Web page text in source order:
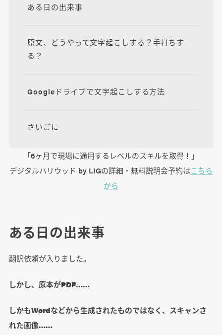
ある日の出来事
原文、どうやって文字起こしする？手打ちす
る？
Googleドライブで文字起こしする方法
さいごに
「6ヶ月で現場に通用するレベルのスキルを取得！」
デジタルハリウッド by LIGの詳細・無料説明会予約はこちら
から
ある日の出来事
翻訳依頼が入りました。
しかし、原本がPDF……
しかもWordなどから生成されたものではなく、スキャンさ
れた画像……